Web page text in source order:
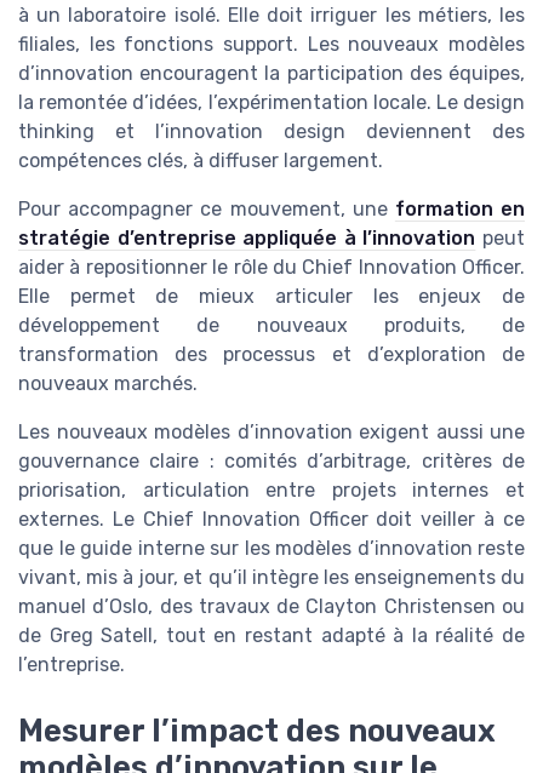
à un laboratoire isolé. Elle doit irriguer les métiers, les
filiales, les fonctions support. Les nouveaux modèles
d’innovation encouragent la participation des équipes,
la remontée d’idées, l’expérimentation locale. Le design
thinking et l’innovation design deviennent des
compétences clés, à diffuser largement.
Pour accompagner ce mouvement, une formation en
stratégie d’entreprise appliquée à l’innovation peut
aider à repositionner le rôle du Chief Innovation Officer.
Elle permet de mieux articuler les enjeux de
développement de nouveaux produits, de
transformation des processus et d’exploration de
nouveaux marchés.
Les nouveaux modèles d’innovation exigent aussi une
gouvernance claire : comités d’arbitrage, critères de
priorisation, articulation entre projets internes et
externes. Le Chief Innovation Officer doit veiller à ce
que le guide interne sur les modèles d’innovation reste
vivant, mis à jour, et qu’il intègre les enseignements du
manuel d’Oslo, des travaux de Clayton Christensen ou
de Greg Satell, tout en restant adapté à la réalité de
l’entreprise.
Mesurer l’impact des nouveaux
TOP 10 des
innovation
Téléchargez gratuitement le livre
blanc